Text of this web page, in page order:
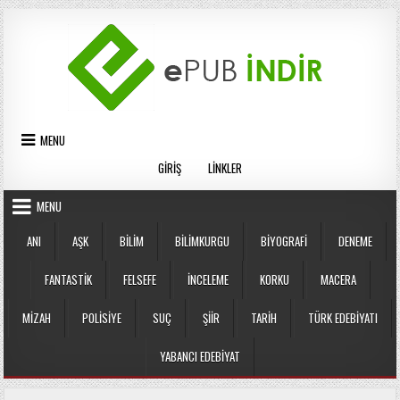
Skip
to
content
MENU
GIRIŞ
LINKLER
MENU
ANI
AŞK BILIM BILIMKURGU BIYOGRAFI DENEME
FANTASTIK FELSEFE İNCELEME KORKU MACERA
MIZAH POLISIYE SUÇ ŞIIR TARIH TÜRK EDEBIYATI
YABANCI EDEBIYAT